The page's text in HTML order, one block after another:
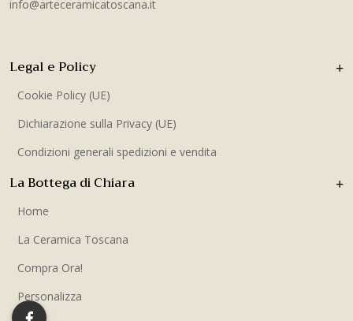
info@arteceramicatoscana.it
La Bottega di Chiara
Home
La Ceramica Toscana
Compra Ora!
Personalizza
Legal e Policy
Cookie Policy (UE)
Dichiarazione sulla Privacy (UE)
Condizioni generali spedizioni e vendita